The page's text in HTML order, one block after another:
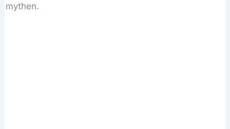
mythen.